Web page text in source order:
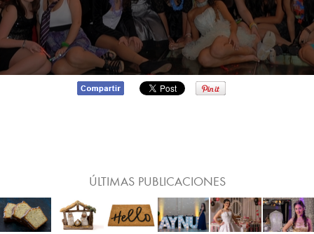
ÚLTIMAS PUBLICACIONES